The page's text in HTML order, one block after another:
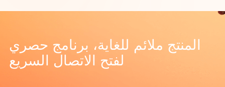
المنتج ملائم للغاية، برنامج حصري
لفتح الاتصال السريع